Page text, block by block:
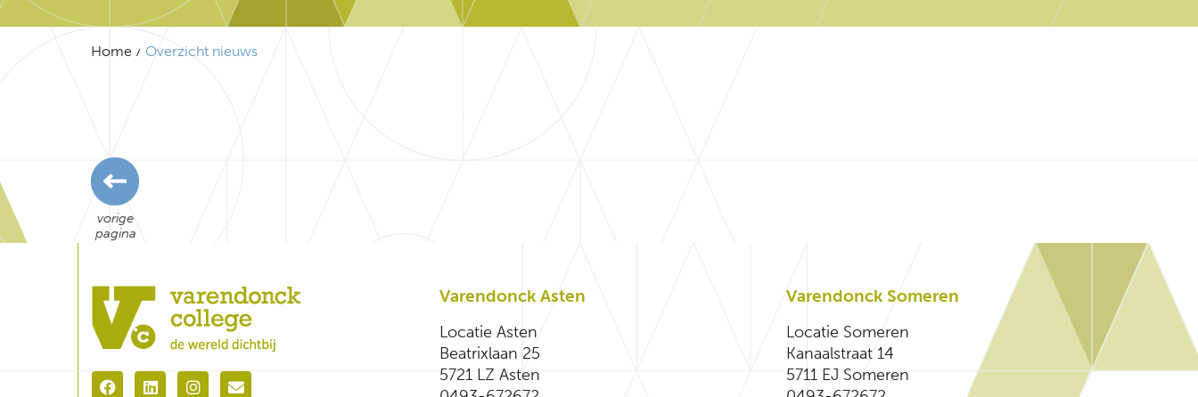
Home Overzicht nieuws
vorige
pagina
Varendonck Asten
Locatie Asten
Beatrixlaan 25
5721 LZ Asten
Varendonck Someren
Locatie Someren
Kanaalstraat 14
5711 EJ Someren